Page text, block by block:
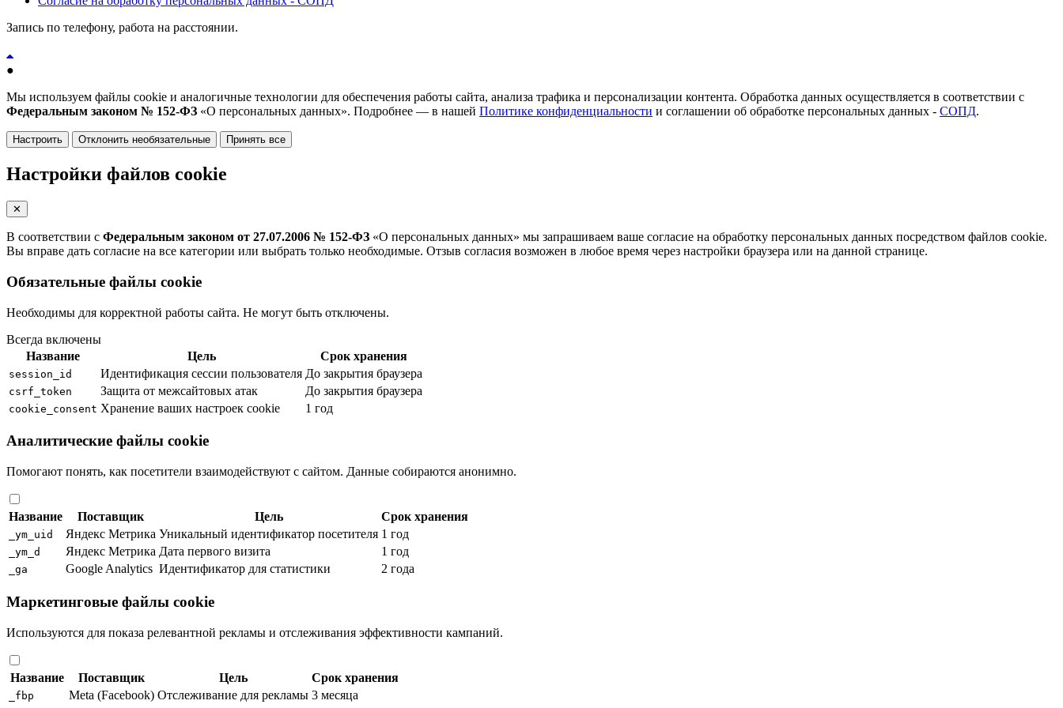
Запись по телефону, работа на расстоянии.
●
Мы используем файлы cookie и аналогичные технологии для обеспечения работы сайта, анализа трафика и персонализации контента. Обработка данных осуществляется в соответствии с
Федеральным законом № 152-ФЗ «О персональных данных». Подробнее — в нашей Политике конфиденциальности и соглашении об обработке персональных данных - СОПД.
Настроить Отклонить необязательные Принять все
Настройки файлов cookie
✕
В соответствии с Федеральным законом от 27.07.2006 № 152-ФЗ «О персональных данных» мы запрашиваем ваше согласие на обработку персональных данных посредством файлов cookie.
Вы вправе дать согласие на все категории или выбрать только необходимые. Отзыв согласия возможен в любое время через настройки браузера или на данной странице.
Обязательные файлы cookie
Необходимы для корректной работы сайта. Не могут быть отключены.
Всегда включены
Название
Цель Срок хранения
session_id Идентификация сессии пользователя До закрытия браузера
csrf_token Защита от межсайтовых атак До закрытия браузера
cookie_consent Хранение ваших настроек cookie 1 год
Аналитические файлы cookie
Помогают понять, как посетители взаимодействуют с сайтом. Данные собираются анонимно.
Название Поставщик Цель Срок хранения
_ym_uid Яндекс Метрика Уникальный идентификатор посетителя 1 год
_ym_d Яндекс Метрика Дата первого визита 1 год
_ga Google Analytics Идентификатор для статистики 2 года
Маркетинговые файлы cookie
Используются для показа релевантной рекламы и отслеживания эффективности кампаний.
Название Поставщик Цель Срок хранения
_fbp Meta (Facebook) Отслеживание для рекламы 3 месяца